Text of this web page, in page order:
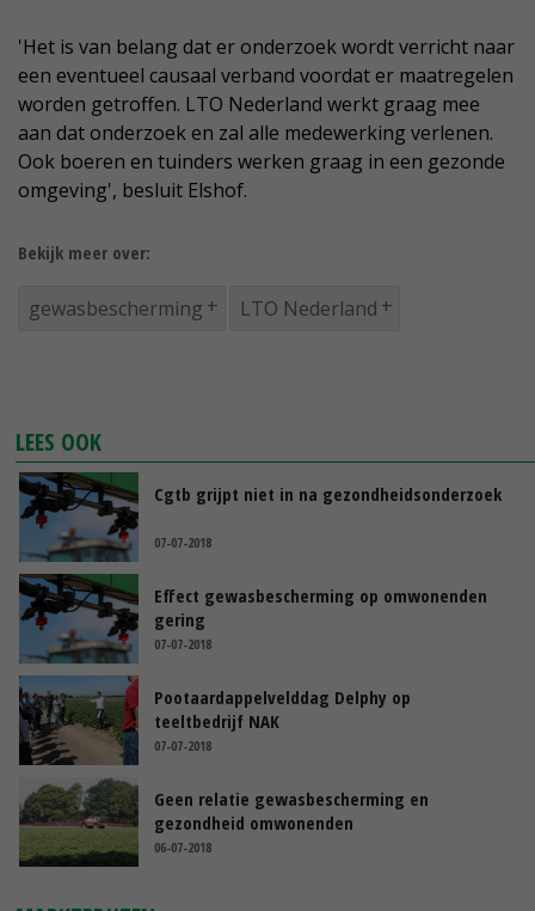
'Het is van belang dat er onderzoek wordt verricht naar
een eventueel causaal verband voordat er maatregelen
worden getroffen. LTO Nederland werkt graag mee
aan dat onderzoek en zal alle medewerking verlenen.
Ook boeren en tuinders werken graag in een gezonde
omgeving', besluit Elshof.
Bekijk meer over:
gewasbescherming LTO Nederland
LEES OOK
Cgtb grijpt niet in na gezondheidsonderzoek
07-07-2018
Effect gewasbescherming op omwonenden
gering
07-07-2018
Pootaardappelvelddag Delphy op
teeltbedrijf NAK
07-07-2018
Geen relatie gewasbescherming en
gezondheid omwonenden
06-07-2018